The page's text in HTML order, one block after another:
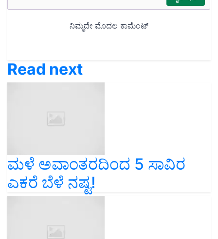
Read next
ಮಳೆ ಅವಾಂತರದಿಂದ 5 ಸಾವಿರ
ಎಕರೆ ಬೆಳೆ ನಷ್ಟ!